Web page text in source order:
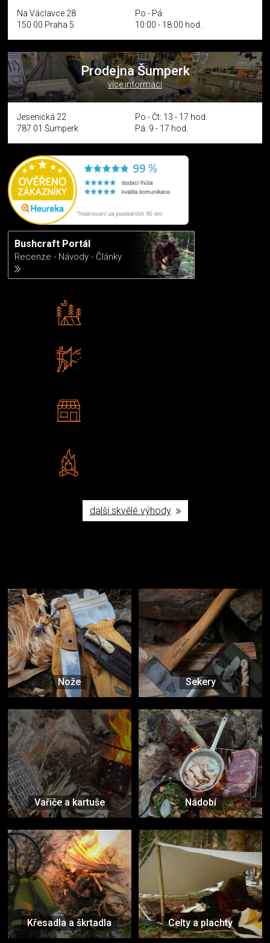
Na Václavce 28
150 00 Praha 5
Po - Pá:
10:00 - 18:00 hod.
Prodejna Šumperk
více informací
Jesenická 22
787 01 Šumperk
Po - Čt: 13 - 17 hod.
Pá: 9 - 17 hod.
Bushcraft Portál
Recenze - Návody - Články
další skvělé výhody
Nože Sekery
Vařiče a kartuše Nádobí
Křesadla a škrtadla Celty a plachty